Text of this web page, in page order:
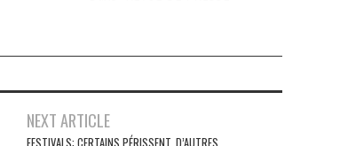
NEXT ARTICLE
FESTIVALS: CERTAINS PÉRISSENT, D’AUTRES